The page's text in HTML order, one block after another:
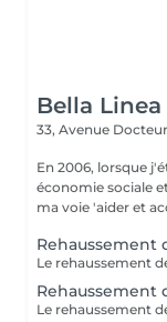
Bella
33, Avenue
En 2006, lorsque
économie sociale
ma voie 'aider et
Rehaussement
Rehaussement